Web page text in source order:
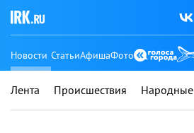
Новости СтатьиАфишаФото
Лента Происшествия Народные